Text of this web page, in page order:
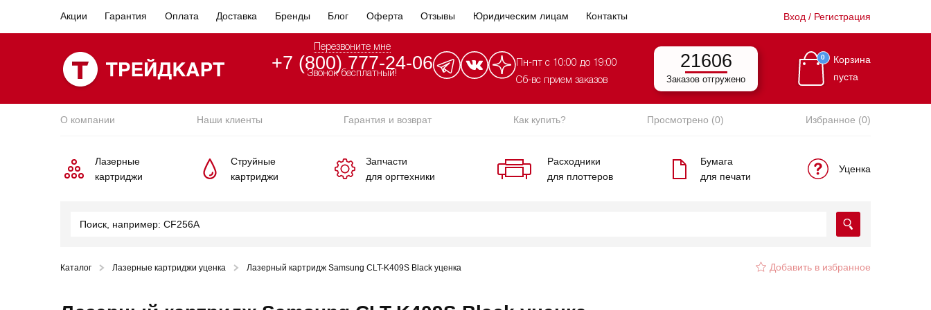
Акции Гарантия Оплата Доставка Бренды Блог Оферта Отзывы Юридическим лицам Контакты Вход / Регистрация
Перезвоните мне
+7 (800) 777-24-06
Звонок бесплатный!
Пн-пт с 10:00 до 19:00
Сб-вс прием заказов
21606
Заказов отгружено
0
Корзина
пуста
О компании Наши клиенты Гарантия и возврат Как купить? Просмотрено (0) Избранное (0)
Лазерные
картриджи
Струйные
картриджи
Запчасти
для оргтехники
Расходники
для плоттеров
Бумага
для печати
Уценка
Каталог Лазерные картриджи уценка Лазерный картридж Samsung CLT-K409S Black уценка Добавить в избранное